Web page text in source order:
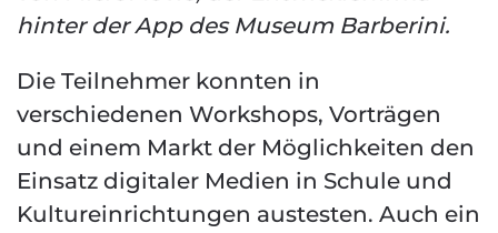
hinter der App des Museum Barberini.
Die Teilnehmer konnten in
verschiedenen Workshops, Vorträgen
und einem Markt der Möglichkeiten den
Einsatz digitaler Medien in Schule und
Kultureinrichtungen austesten. Auch ein